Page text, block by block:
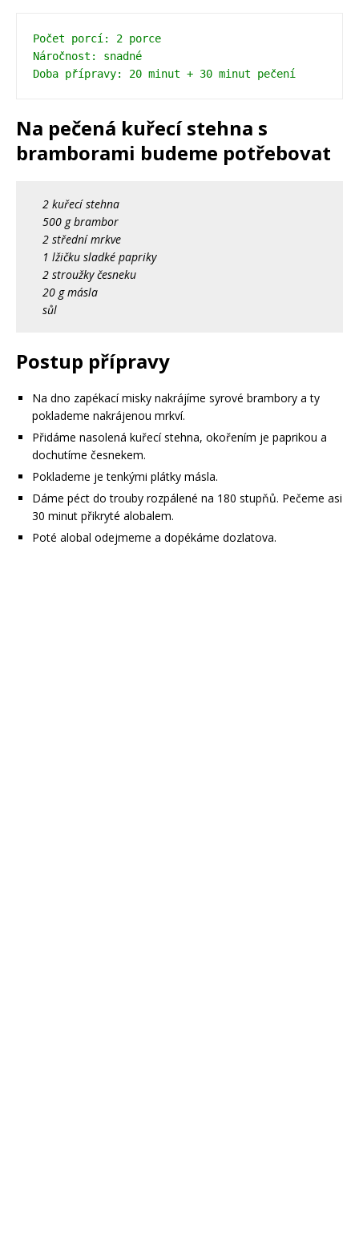
Počet porcí: 2 porce
Náročnost: snadné
Doba přípravy: 20 minut + 30 minut pečení
Na pečená kuřecí stehna s
bramborami budeme potřebovat
2 kuřecí stehna
500 g brambor
2 střední mrkve
1 lžičku sladké papriky
2 stroužky česneku
20 g másla
sůl
Postup přípravy
Na dno zapékací misky nakrájíme syrové brambory a ty
poklademe nakrájenou mrkví.
Přidáme nasolená kuřecí stehna, okořením je paprikou a
dochutíme česnekem.
Poklademe je tenkými plátky másla.
Dáme péct do trouby rozpálené na 180 stupňů. Pečeme asi
30 minut přikryté alobalem.
Poté alobal odejmeme a dopékáme dozlatova.